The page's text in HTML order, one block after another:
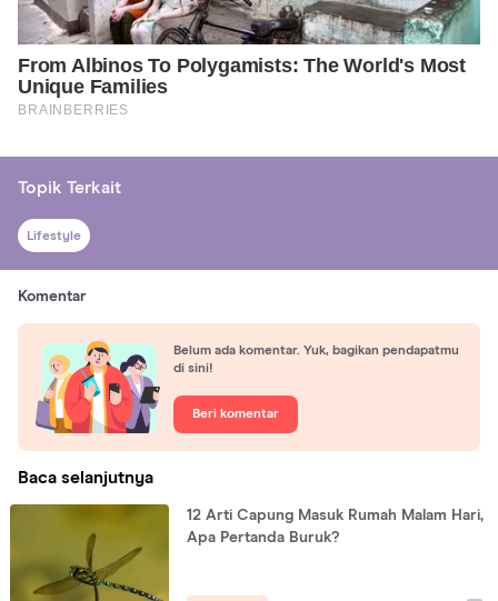
Topik Terkait
Lifestyle
Komentar
Belum ada komentar. Yuk, bagikan pendapatmu
di sini!
Beri komentar
Baca selanjutnya
12 Arti Capung Masuk Rumah Malam Hari,
Apa Pertanda Buruk?